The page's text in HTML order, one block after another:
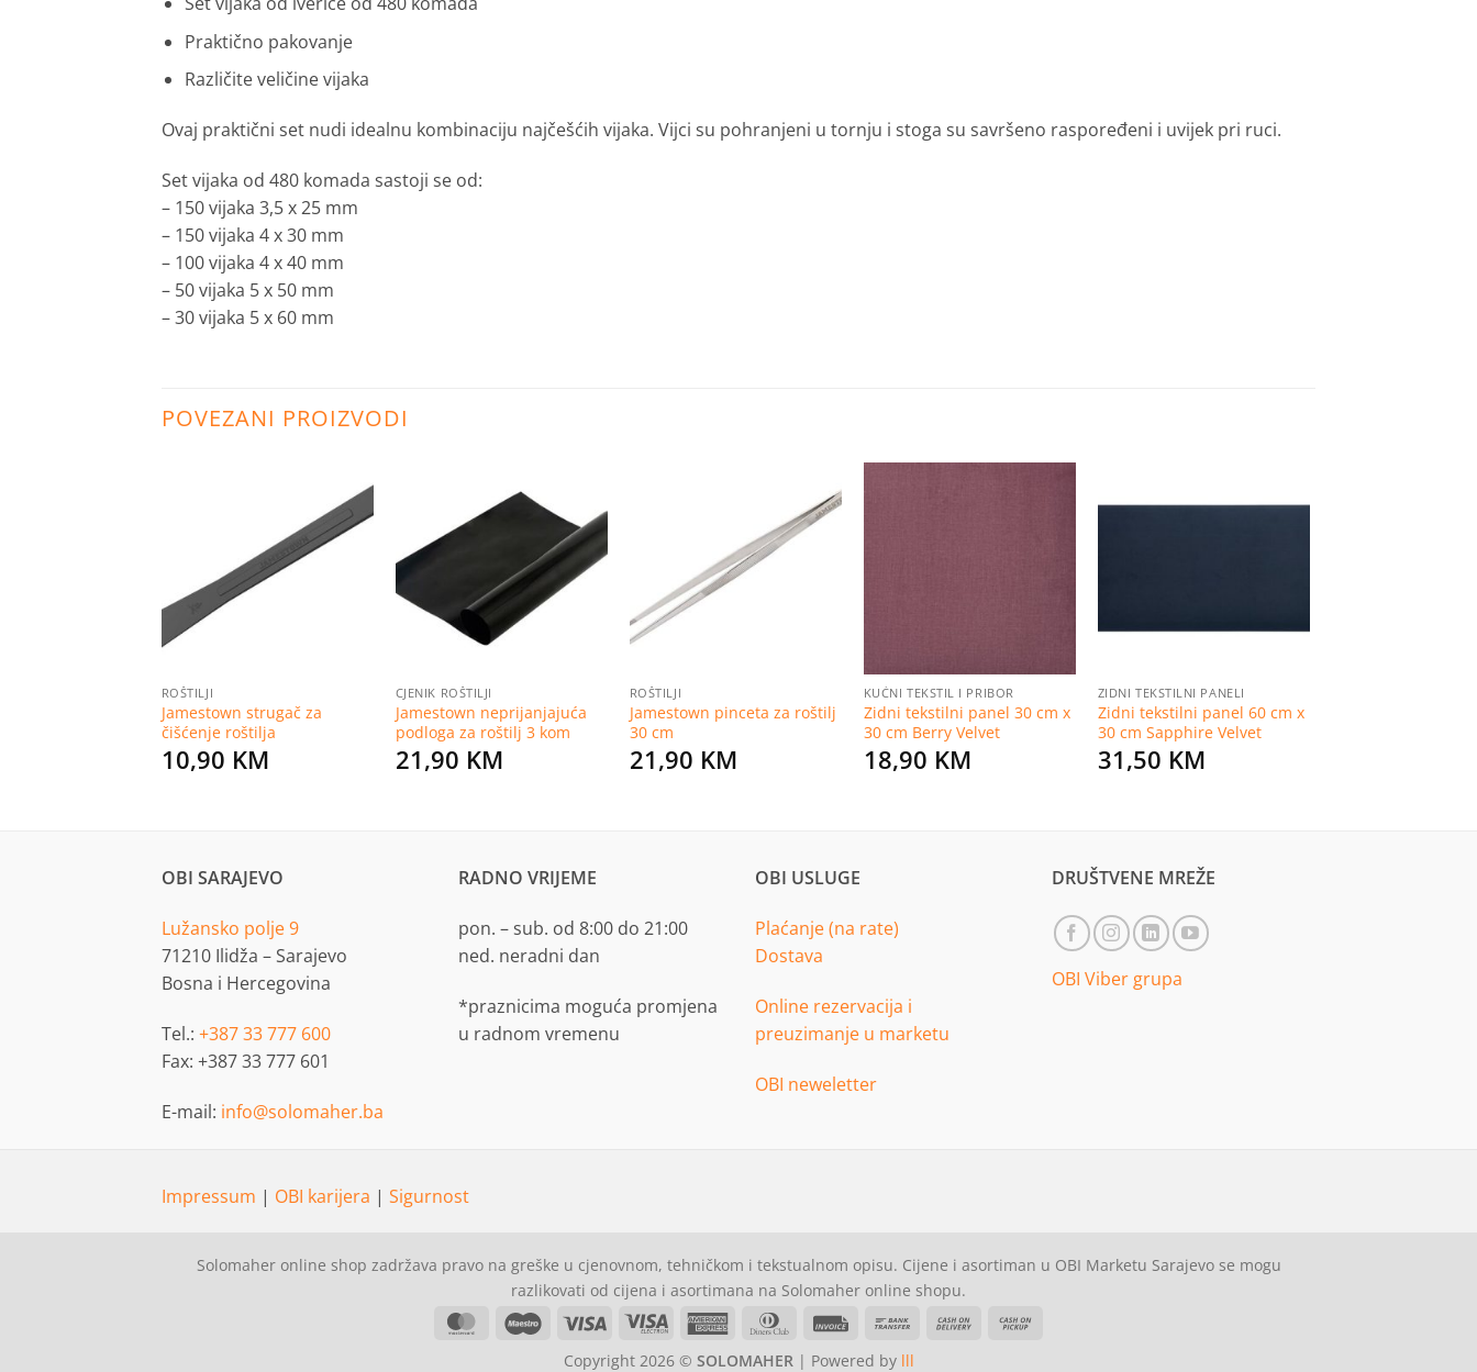
Praktično pakovanje
Različite veličine vijaka
Ovaj praktični set nudi idealnu kombinaciju najčešćih vijaka. Vijci su pohranjeni u tornju i stoga su savršeno raspoređeni i uvijek pri ruci.
Set vijaka od 480 komada sastoji se od:
– 150 vijaka 3,5 x 25 mm
– 150 vijaka 4 x 30 mm
– 100 vijaka 4 x 40 mm
– 50 vijaka 5 x 50 mm
– 30 vijaka 5 x 60 mm
POVEZANI PROIZVODI
Dodaj
na
ROŠTILJI
Jamestown strugač za
čišćenje roštilja
10,90 KM
Dodaj
na
listu
želja
CJENIK ROŠTILJI
Jamestown neprijanjajuća
podloga za roštilj 3 kom
21,90 KM
Dodaj
na
ROŠTILJI
Jamestown pinceta za roštilj
30 cm
21,90 KM
KUĆNI TEKSTIL I PRIBOR
Zidni tekstilni panel 30 cm x
30 cm Berry Velvet
18,90 KM
ZIDNI TEKSTILNI PANELI
Zidni tekstilni panel 60 cm x
30 cm Sapphire Velvet
31,50 KM
OBI SARAJEVO
Lužansko polje 9
71210 Ilidža – Sarajevo
Bosna i Hercegovina
Tel.: +387 33 777 600
Fax: +387 33 777 601
E-mail: info@solomaher.ba
RADNO VRIJEME
pon. – sub. od 8:00 do 21:00
ned. neradni dan
*praznicima moguća promjena
u radnom vremenu
OBI USLUGE
Plaćanje (na rate)
Dostava
Online rezervacija i
preuzimanje u marketu
OBI neweletter
DRUŠTVENE MREŽE
OBI Viber grupa
Impressum | OBI karijera | Sigurnost
Solomaher online shop zadržava pravo na greške u cjenovnom, tehničkom i tekstualnom opisu. Cijene i asortiman u OBI Marketu Sarajevo se mogu
razlikovati od cijena i asortimana na Solomaher online shopu.
MasterCardMaestro Visa
Visa
American Dinners
Invoice
Bank
Cash
Copyright 2026 © SOLOMAHER| Powered by lll